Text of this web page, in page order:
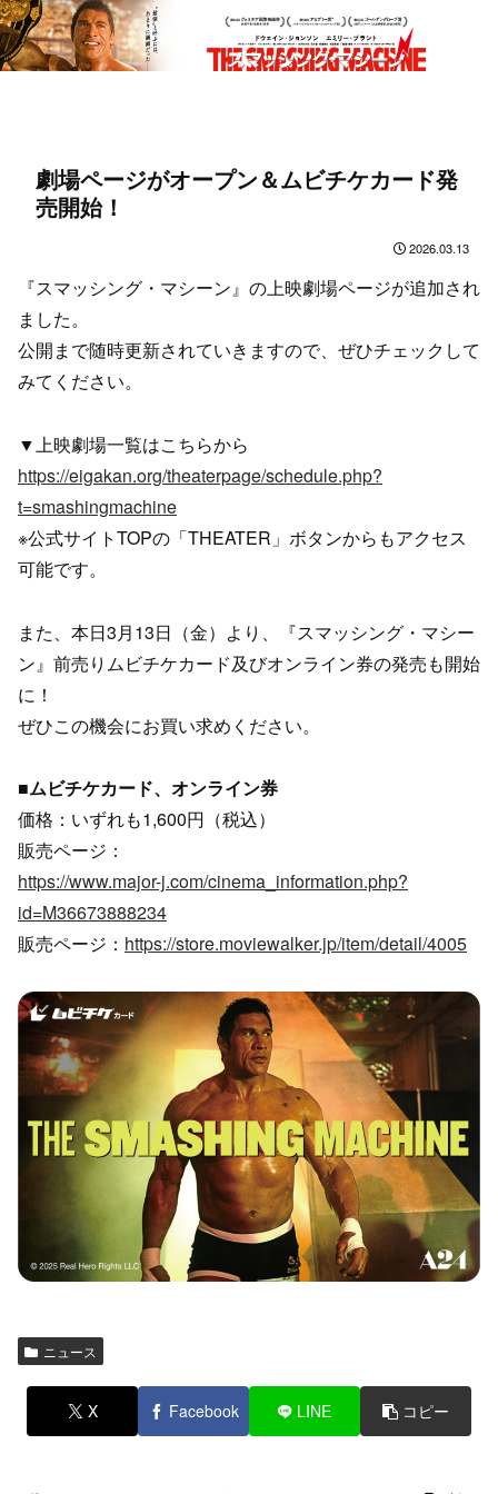
劇場ページがオープン＆ムビチケカード発
売開始！
2026.03.13
『スマッシング・マシーン』の上映劇場ページが追加され
ました。
公開まで随時更新されていきますので、ぜひチェックして
みてください。
▼上映劇場一覧はこちらから
https://eigakan.org/theaterpage/schedule.php?
t=smashingmachine
※公式サイトTOPの「THEATER」ボタンからもアクセス
可能です。
また、本日3月13日（金）より、『スマッシング・マシー
ン』前売りムビチケカード及びオンライン券の発売も開始
に！
ぜひこの機会にお買い求めください。
■ムビチケカード、オンライン券
価格：いずれも1,600円（税込）
販売ページ：
https://www.major-j.com/cinema_information.php?
id=M36673888234
販売ページ： https://store.moviewalker.jp/item/detail/4005
ニュース
X Facebook LINE コピー